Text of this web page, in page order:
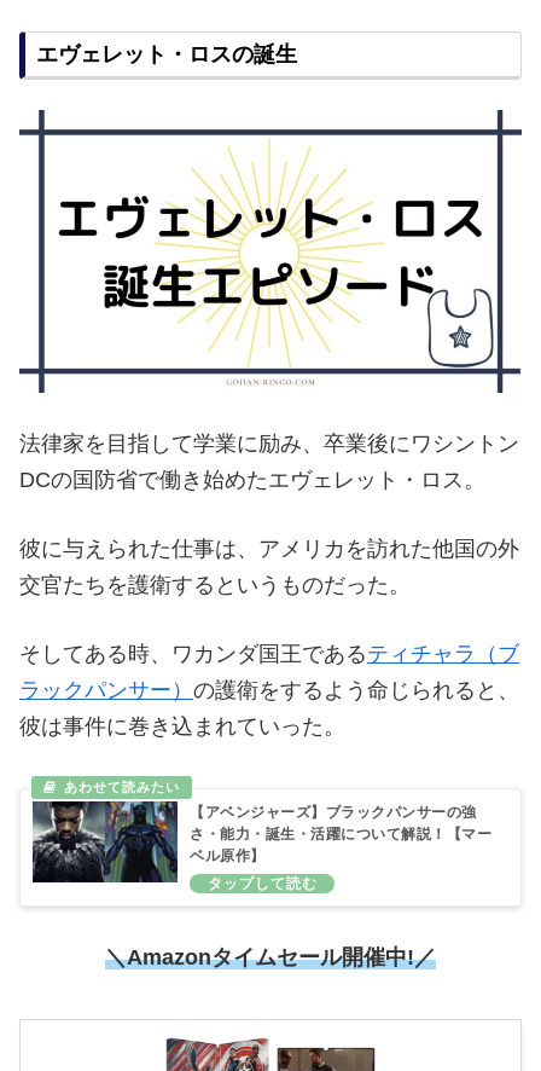
エヴェレット・ロスの誕生
法律家を目指して学業に励み、卒業後にワシントン
DCの国防省で働き始めたエヴェレット・ロス。
彼に与えられた仕事は、アメリカを訪れた他国の外
交官たちを護衛するというものだった。
そしてある時、ワカンダ国王であるティチャラ（ブ
ラックパンサー） の護衛をするよう命じられると、
彼は事件に巻き込まれていった。
【アベンジャーズ】ブラックパンサーの強
さ・能力・誕生・活躍について解説！【マー
ベル原作】
＼Amazonタイムセール開催中!／